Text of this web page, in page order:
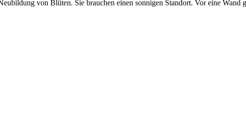
von Blüten. Sie brauchen einen sonnigen Standort. Vor eine Wand